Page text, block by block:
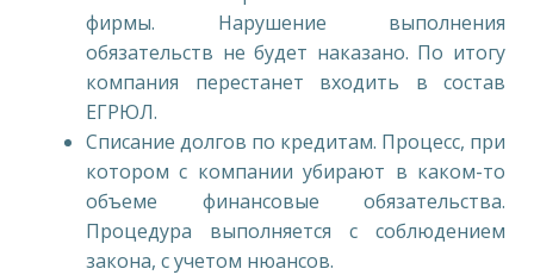
фирмы. Нарушение выполнения
обязательств не будет наказано. По итогу
компания перестанет входить в состав
ЕГРЮЛ.
Списание долгов по кредитам. Процесс, при
котором с компании убирают в каком-то
объеме финансовые обязательства.
Процедура выполняется с соблюдением
закона, с учетом нюансов.